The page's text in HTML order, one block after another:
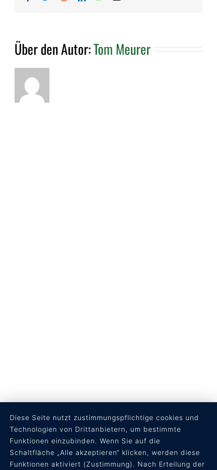
Über den Autor:Tom Meurer
Diese Seite nutzt zustimmungspflichtige cookies und
Technologien von Drittanbietern, um bestimmte
Funktionen einzubinden. Wenn Sie auf die
Schaltfläche „Alle akzeptieren“ klicken, werden diese
Funktionen aktiviert (Zustimmung). Nach Erteilung der